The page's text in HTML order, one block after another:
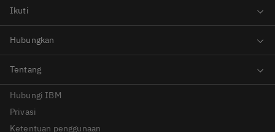
Hubungi IBM
Privasi
Ketentuan penggunaan